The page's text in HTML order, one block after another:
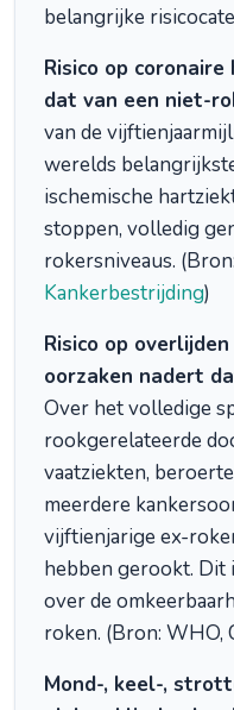
belangrijke
Risico op
dat van een niet-
van de
werelds
ischemische
stoppen, volledig
rokersniveaus. (Bron:
Kankerbestrijding)
Risico op
oorzaken nadert
Over het volledige
rookgerelateerde
vaatziekten,
meerdere
vijftienjarige ex-
hebben gerookt. Dit
over de
roken. (Bron: WHO,
Mond-, keel-,